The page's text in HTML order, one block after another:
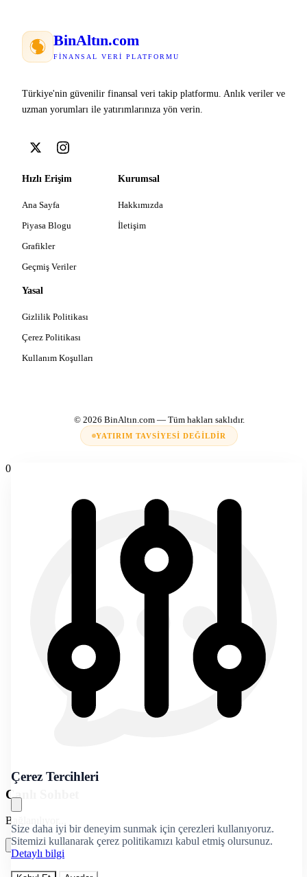
BinAltın.com
FINANSAL VERI PLATFORMU
Türkiye'nin güvenilir finansal veri takip platformu. Anlık veriler ve
uzman yorumları ile yatırımlarınıza yön verin.
Hızlı Erişim
Ana Sayfa
Piyasa Blogu
Grafikler
Geçmiş Veriler
Kurumsal
Hakkımızda
İletişim
Yasal
Gizlilik Politikası
Çerez Politikası
Kullanım Koşulları
© 2026 BinAltın.com— Tüm hakları saklıdır.
YATIRIM TAVSIYESI DEĞILDIR
Çerez Tercihleri
Size daha iyi bir deneyim sunmak için çerezleri kullanıyoruz.
Sitemizi kullanarak çerez politikamızı kabul etmiş olursunuz.
Detaylı bilgi
0
Canlı Sohbet
Bağlanılıyor...